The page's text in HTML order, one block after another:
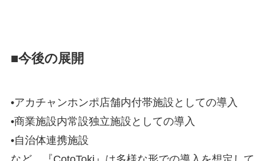
■今後の展開
•アカチャンホンポ店舗内付帯施設としての導入
•商業施設内常設独立施設としての導入
•自治体連携施設